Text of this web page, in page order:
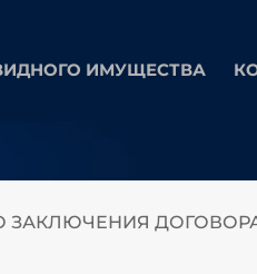
ИМУЩЕСТВА
ЗАКЛЮЧЕНИЯ